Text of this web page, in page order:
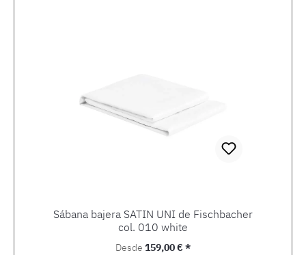
Sábana bajera SATIN UNI de Fischbacher
col. 010 white
Precio normal:
Desde 159,00 € *